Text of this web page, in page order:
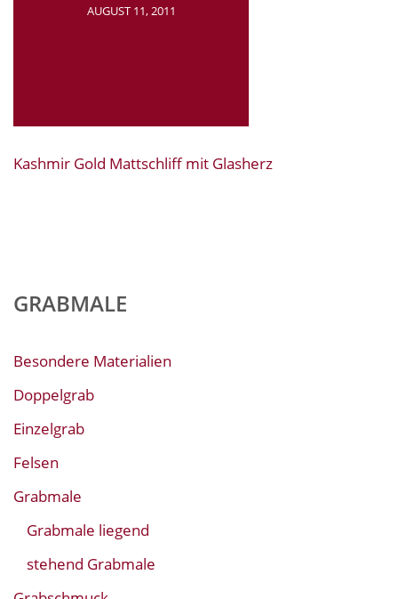
AUGUST 11, 2011
Kashmir Gold Mattschliff mit Glasherz
GRABMALE
Besondere Materialien
Doppelgrab
Einzelgrab
Felsen
Grabmale
Grabmale liegend
stehend Grabmale